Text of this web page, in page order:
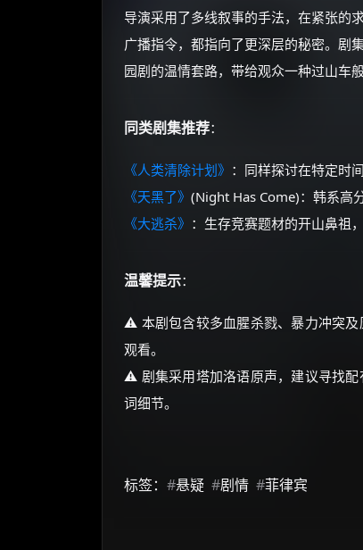
导演采用了多线叙事的手法，在紧张的
广播指令，都指向了更深层的秘密。剧
园剧的温情套路，带给观众一种过山车
同类剧集推荐：
《人类清除计划》 ：同样探讨在特定时
《天黑了》 (Night Has Come)：韩系高
《大逃杀》 ：生存竞赛题材的开山鼻祖
温馨提示：
⚠️ 本剧包含较多血腥杀戮、暴力冲突
观看。
⚠️ 剧集采用塔加洛语原声，建议寻找
词细节。
标签： #悬疑 #剧情 #菲律宾